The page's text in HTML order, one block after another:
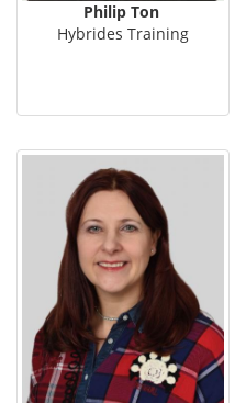
Philip Ton
Hybrides Training